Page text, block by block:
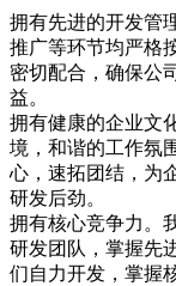
拥有先进的开发管
推广等环节均严格
密切配合，确保公
益。
拥有健康的企业文
境，和谐的工作氛
心，速拓团结，为
研发后劲。
拥有核心竞争力。
研发团队，掌握先
们自力开发，掌握